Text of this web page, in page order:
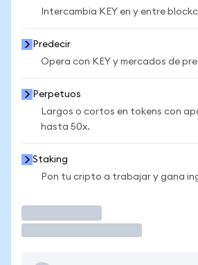
Intercambia KEY en y entre
Predecir
Opera con KEY y mercados de
Perpetuos
Largos o cortos en tokens con
hasta 50x.
Staking
Pon tu cripto a trabajar y gana